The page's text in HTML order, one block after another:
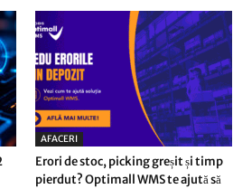
AFACERI
Erori de stoc, picking greșit și timp
pierdut? Optimall WMS te ajută să